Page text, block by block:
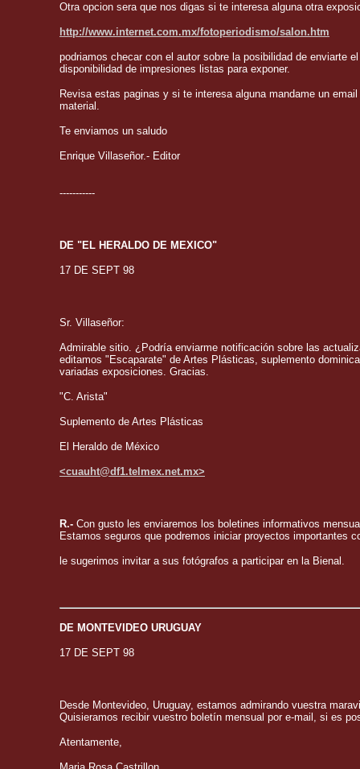
Otra opcion sera que nos digas si te interesa alguna otra
http://www.internet.com.mx/fotoperiodismo/salon.htm
podriamos checar con el autor sobre la posibilidad de enviarte
disponibilidad de impresiones listas para exponer.
Revisa estas paginas y si te interesa alguna mandame un
material.
Te enviamos un saludo
Enrique Villaseñor.- Editor
-----------
DE "EL HERALDO DE MEXICO"
17 DE SEPT 98
Sr. Villaseñor:
Admirable sitio. ¿Podría enviarme notificación sobre las
editamos "Escaparate" de Artes Plásticas, suplemento
variadas exposiciones. Gracias.
"C. Arista"
Suplemento de Artes Plásticas
El Heraldo de México
<cuauht@df1.telmex.net.mx>
R.- Con gusto les enviaremos los boletines informativos
Estamos seguros que podremos iniciar proyectos importantes
le sugerimos invitar a sus fotógrafos a participar en la Bienal.
DE MONTEVIDEO URUGUAY
17 DE SEPT 98
Desde Montevideo, Uruguay, estamos admirando vuestra
Quisieramos recibir vuestro boletín mensual por e-mail, si es
Atentamente,